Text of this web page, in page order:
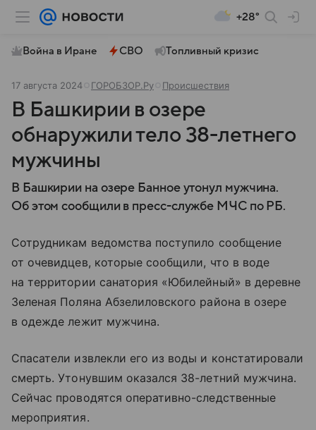
+28°
Война в Иране СВО Топливный кризис
17 августа 2024 ГОРОБЗОР.Ру Происшествия
В Башкирии в озере
обнаружили тело 38-летнего
мужчины
В Башкирии на озере Банное утонул мужчина.
Об этом сообщили в пресс-службе МЧС по РБ.
Сотрудникам ведомства поступило сообщение
от очевидцев, которые сообщили, что в воде
на территории санатория «Юбилейный» в деревне
Зеленая Поляна Абзелиловского района в озере
в одежде лежит мужчина.
Спасатели извлекли его из воды и констатировали
смерть. Утонувшим оказался 38-летний мужчина.
Сейчас проводятся оперативно-следственные
мероприятия.